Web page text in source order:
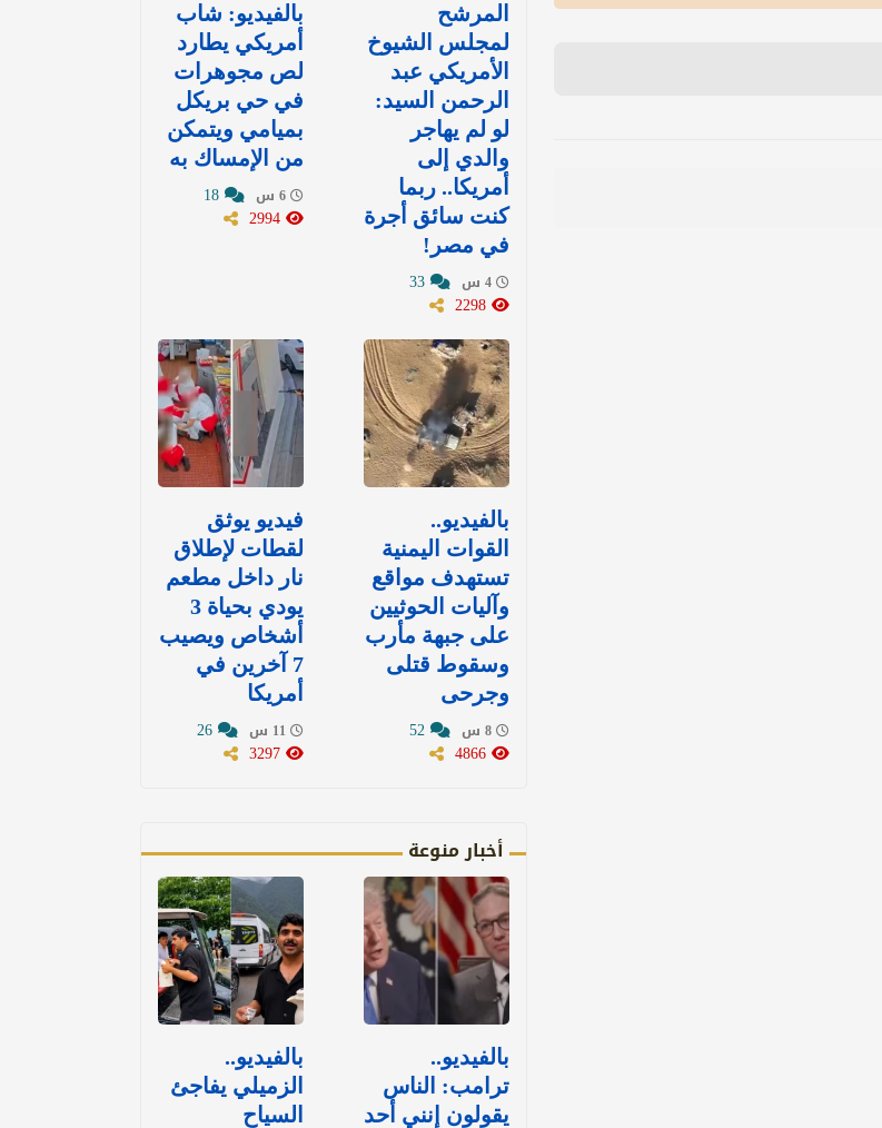
المرشح
لمجلس الشيوخ
الأمريكي عبد
الرحمن السيد:
لو لم يهاجر
والدي إلى
أمريكا.. ربما
كنت سائق أجرة
في مصر!
بالفيديو: شاب
أمريكي يطارد
لص مجوهرات
في حي بريكل
بميامي ويتمكن
من الإمساك به
بالفيديو..
القوات اليمنية
تستهدف مواقع
وآليات الحوثيين
على جبهة مأرب
وسقوط قتلى
وجرحى
فيديو يوثق
لقطات لإطلاق
نار داخل مطعم
يودي بحياة 3
أشخاص ويصيب
7 آخرين في
أمريكا
أخبار منوعة
بالفيديو..
ترامب: الناس
يقولون إنني أحد
بالفيديو..
الزميلي يفاجئ
السياح